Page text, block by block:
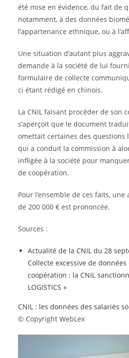
été mise en évidence, du fait de
notamment, à des données
l’appartenance ethnique, ou à
Une situation d’autant plus
demande à la société de lui
formulaire de collecte
ci étant rédigé en chinois.
La CNIL faisant procéder de son
s’aperçoit que le document
omettait certaines des questions
qui a conduit la commission à
infligée à la société pour
de coopération.
Pour l’ensemble de ces faits,
de 200 000 € est prononcée.
Sources :
Actualité de la CNIL du 28
Collecte excessive de
coopération : la CNIL
LOGISTICS »
CNIL : les données des salariés
© Copyright WebLex